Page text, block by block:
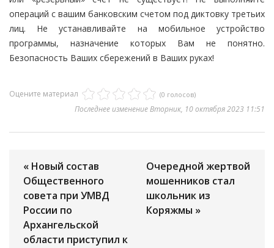
операций с вашим банковским счетом под диктовку третьих
лиц. Не устанавливайте на мобильное устройство
программы, назначение которых Вам не понятно.
Безопасность Ваших сбережений в Ваших руках!
Оцените материал (0 голосов)
Последнее изменение Вторник, 10 октября 2023 11:51
« Новый состав
Общественного
совета при УМВД
России по
Архангельской
области приступил к
Очередной жертвой
мошенников стал
школьник из
Коряжмы »